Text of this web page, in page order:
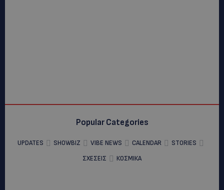
Popular Categories
UPDATES SHOWBIZ VIBE NEWS CALENDAR
STORIES
ΣΧΕΣΕΙΣ
ΚΟΣΜΙΚΑ